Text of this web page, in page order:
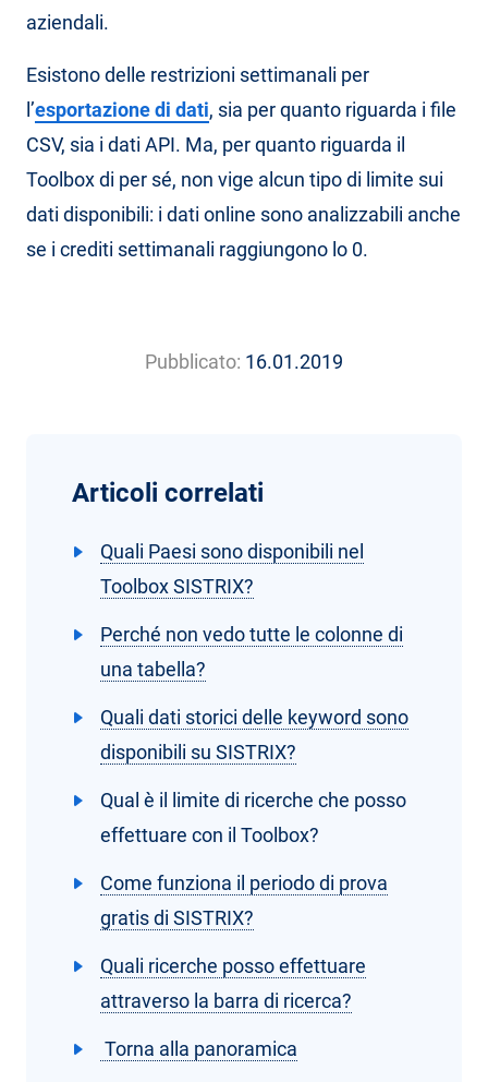
aziendali.
Esistono delle restrizioni settimanali per
l’esportazione di dati, sia per quanto riguarda i file
CSV, sia i dati API. Ma, per quanto riguarda il
Toolbox di per sé, non vige alcun tipo di limite sui
dati disponibili: i dati online sono analizzabili anche
se i crediti settimanali raggiungono lo 0.
Pubblicato: 16.01.2019
Articoli correlati
Quali Paesi sono disponibili nel
Toolbox SISTRIX?
Perché non vedo tutte le colonne di
una tabella?
Quali dati storici delle keyword sono
disponibili su SISTRIX?
Qual è il limite di ricerche che posso
effettuare con il Toolbox?
Come funziona il periodo di prova
gratis di SISTRIX?
Quali ricerche posso effettuare
attraverso la barra di ricerca?
Torna alla panoramica